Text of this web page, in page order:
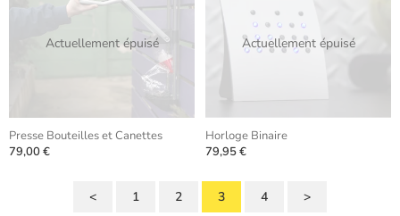
Actuellement épuisé
Presse Bouteilles et Canettes
79,00 €
Actuellement épuisé
Horloge Binaire
79,95 €
< 1 2 3 4 >